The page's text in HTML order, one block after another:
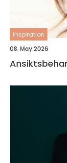
inspiration
08. May 2026